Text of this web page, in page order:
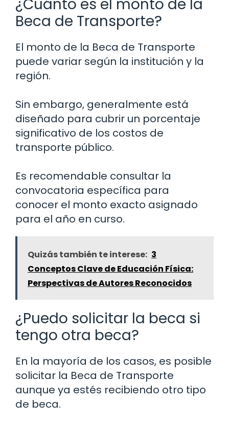
¿Cuánto es el monto de la
Beca de Transporte?
El monto de la Beca de Transporte
puede variar según la institución y la
región.
Sin embargo, generalmente está
diseñado para cubrir un porcentaje
significativo de los costos de
transporte público.
Es recomendable consultar la
convocatoria específica para
conocer el monto exacto asignado
para el año en curso.
Quizás también te interese: 3
Conceptos Clave de Educación Física:
Perspectivas de Autores Reconocidos
¿Puedo solicitar la beca si
tengo otra beca?
En la mayoría de los casos, es posible
solicitar la Beca de Transporte
aunque ya estés recibiendo otro tipo
de beca.